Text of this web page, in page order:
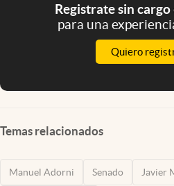
Registrate sin cargo
para una
Quiero
Temas relacionados
Manuel Adorni Senado Javier